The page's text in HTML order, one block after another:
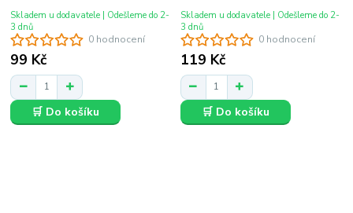
0 hodnocení
99 Kč
Skladem u dodavatele | Odešleme do 2-
3 dnů
🛒 Do košíku
0 hodnocení
119 Kč
Skladem u dodavatele | Odešleme do 2-
3 dnů
🛒 Do košíku